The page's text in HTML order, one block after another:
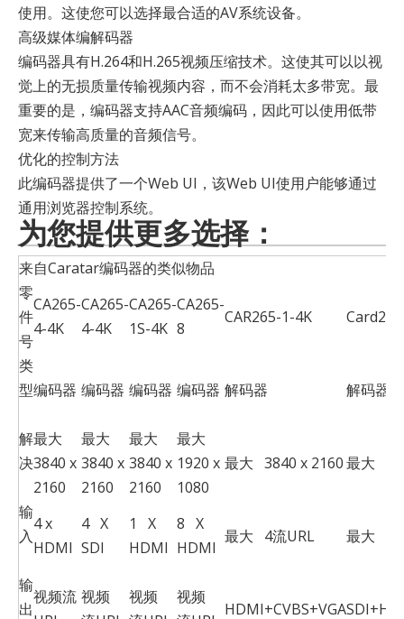
使用。这使您可以选择最合适的AV系统设备。
高级媒体编解码器
编码器具有H.264和H.265视频压缩技术。这使其可以以视
觉上的无损质量传输视频内容，而不会消耗太多带宽。最
重要的是，编码器支持AAC音频编码，因此可以使用低带
宽来传输高质量的音频信号。
优化的控制方法
此编码器提供了一个Web UI，该Web UI使用户能够通过
通用浏览器控制系统。
为您提供更多选择：
来自Caratar编码器的类似物品
零
件
号
CA265-
4-4K
CA265-
4-4K
CA265-
1S-4K
CA265-
8
CAR265-1-4K
类
型编码器 编码器 编码器 编码器 解码器 解码器
解
决
最大
3840 x
2160
最大
3840 x
2160
最大
3840 x
2160
最大
1920 x
1080
最大 3840 x 2160最大
输
入
4 x
HDMI
4 X
SDI
1 X
HDMI
8 X
HDMI
最大 4流URL 最大 4
输
出
视频流 视频
视频
视频
HDMI+CVBS+VGA